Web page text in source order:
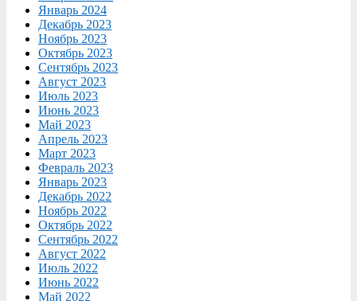
Январь 2024
Декабрь 2023
Ноябрь 2023
Октябрь 2023
Сентябрь 2023
Август 2023
Июль 2023
Июнь 2023
Май 2023
Апрель 2023
Март 2023
Февраль 2023
Январь 2023
Декабрь 2022
Ноябрь 2022
Октябрь 2022
Сентябрь 2022
Август 2022
Июль 2022
Июнь 2022
Май 2022